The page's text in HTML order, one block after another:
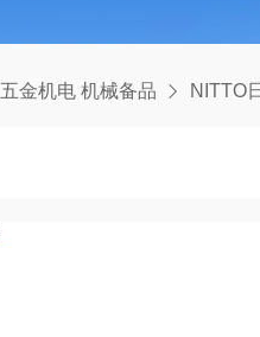
五金机电 机械备品 NITTO